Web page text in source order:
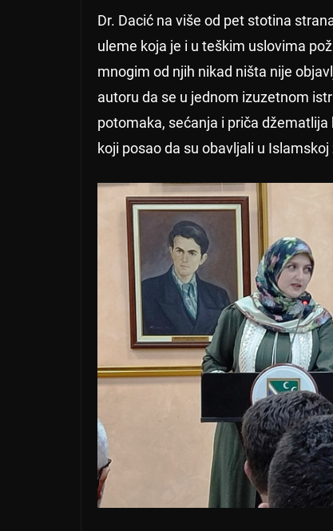
Dr. Dacić na više od pet stotina
uleme koja je i u teškim uslovima
mnogim od njih nikad ništa nije
autoru da se u jednom izuzetnom
potomaka, sećanja i priča
koji posao da su obavljali u Islamskoj